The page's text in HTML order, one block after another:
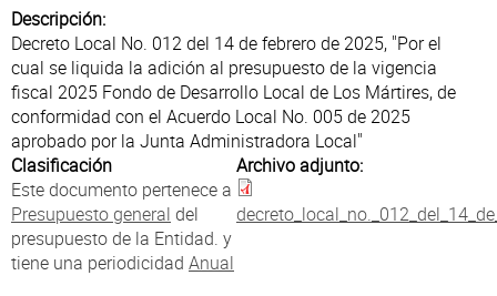
Descripción:
Decreto Local No. 012 del 14 de febrero de 2025, "Por el
cual se liquida la adición al presupuesto de la vigencia
fiscal 2025 Fondo de Desarrollo Local de Los Mártires, de
conformidad con el Acuerdo Local No. 005 de 2025
aprobado por la Junta Administradora Local"
Clasificación
Este documento pertenece a
Presupuesto general del
presupuesto de la Entidad. y
tiene una periodicidad Anual
Archivo adjunto: